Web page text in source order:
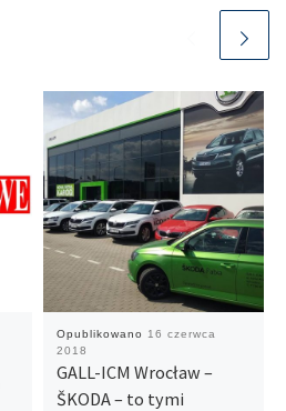
Opublikowano
16 czerwca
2018
GALL-ICM Wrocław –
ŠKODA – to tymi